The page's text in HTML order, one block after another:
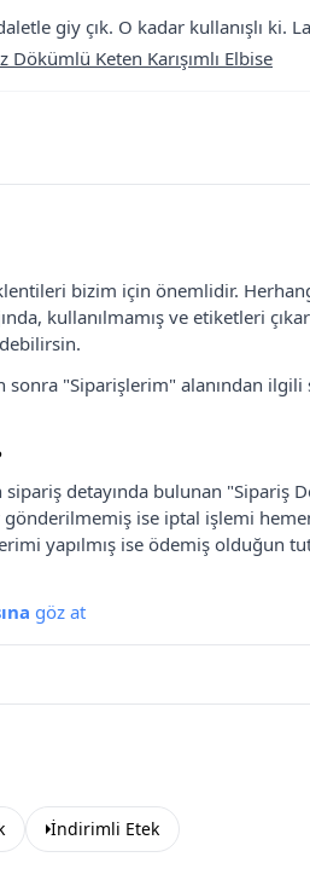
giy çık. O kadar kullanışlı ki.
Dökümlü Keten Karışımlı Elbise
bizim için önemlidir.
kullanılmamış ve etiketleri
sonra "Siparişlerim" alanından
detayında bulunan "Sipariş
ise iptal işlemi
yapılmış ise ödemiş olduğun
göz at
İndirimli Etek